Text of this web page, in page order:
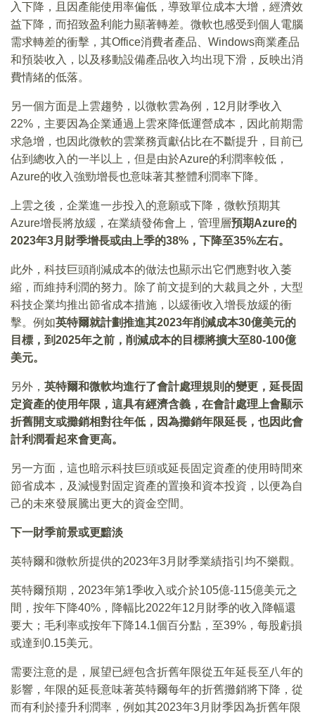
入下降，且因產能使用率偏低，導致單位成本大增，經濟效
益下降，而招致盈利能力顯著轉差。微軟也感受到個人電腦
需求轉差的衝擊，其Office消費者產品、Windows商業產品
和預裝收入，以及移動設備產品收入均出現下滑，反映出消
費情緒的低落。
另一個方面是上雲趨勢，以微軟雲為例，12月財季收入
22%，主要因為企業通過上雲來降低運營成本，因此前期需
求急增，也因此微軟的雲業務貢獻佔比在不斷提升，目前已
佔到總收入的一半以上，但是由於Azure的利潤率較低，
Azure的收入強勁增長也意味著其整體利潤率下降。
上雲之後，企業進一步投入的意願或下降，微軟預期其
Azure增長將放緩，在業績發佈會上，管理層預期Azure的
2023年3月財季增長或由上季的38%，下降至35%左右。
此外，科技巨頭削減成本的做法也顯示出它們應對收入萎
縮，而維持利潤的努力。除了前文提到的大裁員之外，大型
科技企業均推出節省成本措施，以緩衝收入增長放緩的衝
擊。例如英特爾就計劃推進其2023年削減成本30億美元的
目標，到2025年之前，削減成本的目標將擴大至80-100億
美元。
另外， 英特爾和微軟均進行了會計處理規則的變更，延長固
定資產的使用年限，這具有經濟含義，在會計處理上會顯示
折舊開支或攤銷相對往年低，因為攤銷年限延長，也因此會
計利潤看起來會更高。
另一方面，這也暗示科技巨頭或延長固定資產的使用時間來
節省成本，及減慢對固定資產的置換和資本投資，以便為自
己的未來發展騰出更大的資金空間。
下一財季前景或更黯淡
英特爾和微軟所提供的2023年3月財季業績指引均不樂觀。
英特爾預期，2023年第1季收入或介於105億-115億美元之
間，按年下降40%，降幅比2022年12月財季的收入降幅還
要大；毛利率或按年下降14.1個百分點，至39%，每股虧損
或達到0.15美元。
需要注意的是，展望已經包含折舊年限從五年延長至八年的
影響，年限的延長意味著英特爾每年的折舊攤銷將下降，從
而有利於擡升利潤率，例如其2023年3月財季因為折舊年限